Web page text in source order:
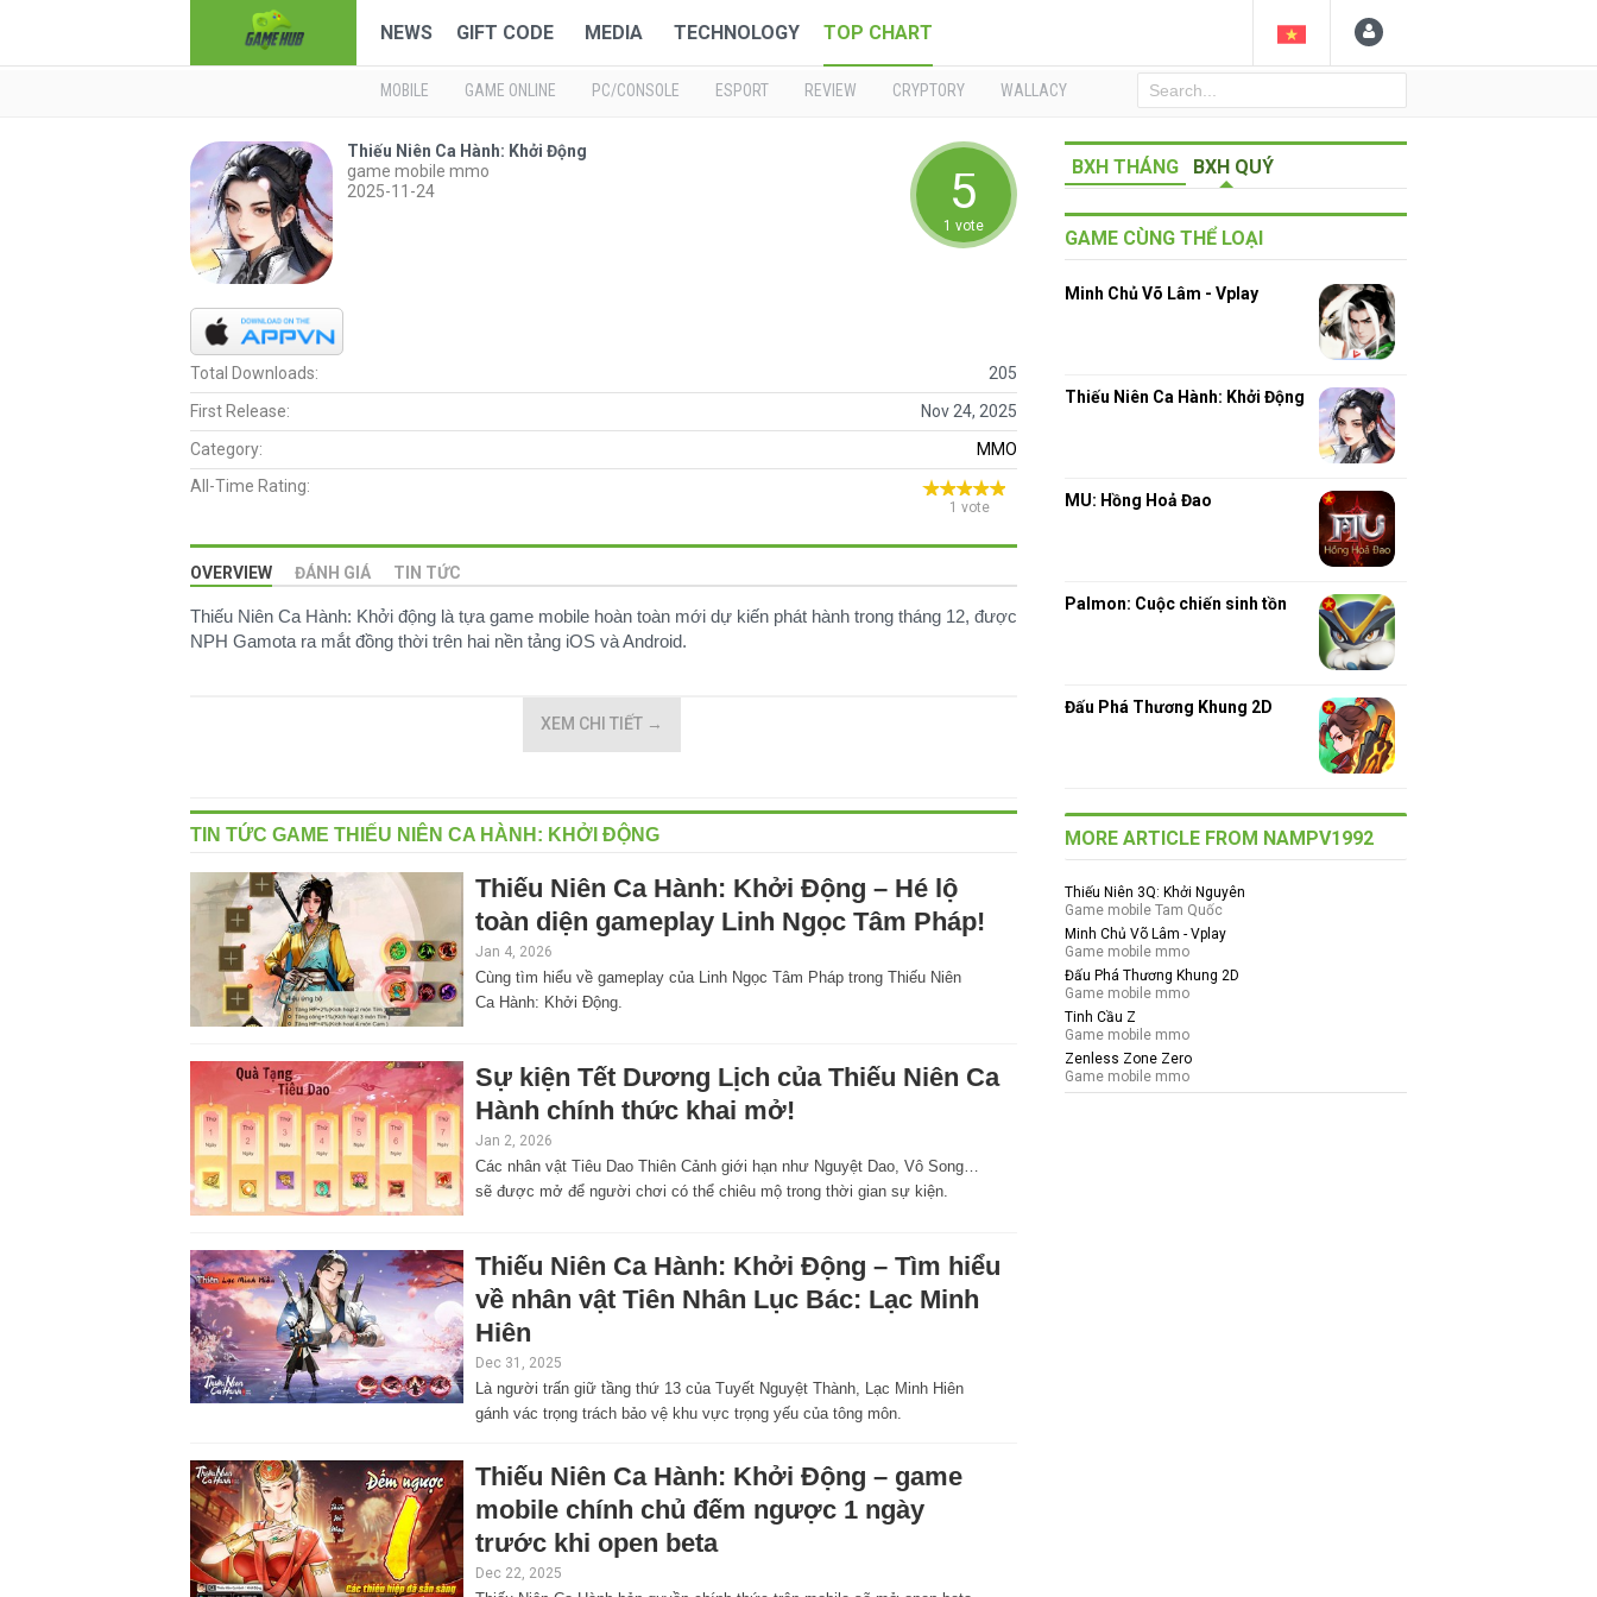
NEWS GIFT CODE MEDIA TECHNOLOGY TOP CHART
MOBILE GAME ONLINE PC/CONSOLE ESPORT REVIEW CRYPTORY WALLACY
Thiếu Niên Ca Hành: Khởi Động
game mobile mmo
2025-11-24
5
1 vote
Total Downloads:
205
First Release:
Nov 24, 2025
Category:
MMO
All-Time Rating:
1 vote
OVERVIEW ĐÁNH GIÁ TIN TỨC
Thiếu Niên Ca Hành: Khởi động là tựa game mobile hoàn toàn mới dự kiến phát hành trong tháng 12, được
NPH Gamota ra mắt đồng thời trên hai nền tảng iOS và Android.
XEM CHI TIẾT →
TIN TỨC GAME THIẾU NIÊN CA HÀNH: KHỞI ĐỘNG
Thiếu Niên Ca Hành: Khởi Động – Hé lộ
toàn diện gameplay Linh Ngọc Tâm Pháp!
Jan 4, 2026
Cùng tìm hiểu về gameplay của Linh Ngọc Tâm Pháp trong Thiếu Niên
Ca Hành: Khởi Động.
Sự kiện Tết Dương Lịch của Thiếu Niên Ca
Hành chính thức khai mở!
Jan 2, 2026
Các nhân vật Tiêu Dao Thiên Cảnh giới hạn như Nguyệt Dao, Vô Song…
sẽ được mở để người chơi có thể chiêu mộ trong thời gian sự kiện.
Thiếu Niên Ca Hành: Khởi Động – Tìm hiểu
về nhân vật Tiên Nhân Lục Bác: Lạc Minh
Hiên
Dec 31, 2025
Là người trấn giữ tầng thứ 13 của Tuyết Nguyệt Thành, Lạc Minh Hiên
gánh vác trọng trách bảo vệ khu vực trọng yếu của tông môn.
Thiếu Niên Ca Hành: Khởi Động – game
mobile chính chủ đếm ngược 1 ngày
trước khi open beta
Dec 22, 2025
BXH THÁNG BXH QUÝ
GAME CÙNG THỂ LOẠI
Minh Chủ Võ Lâm - Vplay
Thiếu Niên Ca Hành: Khởi Động
MU: Hồng Hoả Đao
Palmon: Cuộc chiến sinh tồn
Đấu Phá Thương Khung 2D
MORE ARTICLE FROM NAMPV1992
Thiếu Niên 3Q: Khởi Nguyên
Game mobile Tam Quốc
Minh Chủ Võ Lâm - Vplay
Game mobile mmo
Đấu Phá Thương Khung 2D
Game mobile mmo
Tinh Cầu Z
Game mobile mmo
Zenless Zone Zero
Game mobile mmo